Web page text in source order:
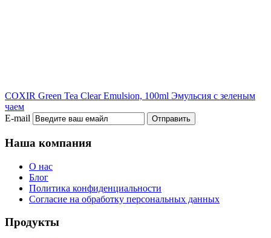
COXIR Green Tea Clear Emulsion, 100ml Эмульсия с зеленым
чаем
E-mail
Отправить
Наша компания
О нас
Блог
Политика конфиденциальности
Согласие на обработку персональных данных
Продукты